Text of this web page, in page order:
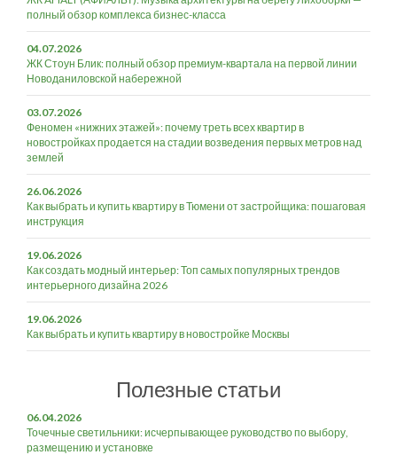
полный обзор комплекса бизнес-класса
04.07.2026
ЖК Стоун Блик: полный обзор премиум-квартала на первой линии
Новоданиловской набережной
03.07.2026
Феномен «нижних этажей»: почему треть всех квартир в
новостройках продается на стадии возведения первых метров над
землей
26.06.2026
Как выбрать и купить квартиру в Тюмени от застройщика: пошаговая
инструкция
19.06.2026
Как создать модный интерьер: Топ самых популярных трендов
интерьерного дизайна 2026
19.06.2026
Как выбрать и купить квартиру в новостройке Москвы
Полезные статьи
06.04.2026
Точечные светильники: исчерпывающее руководство по выбору,
размещению и установке